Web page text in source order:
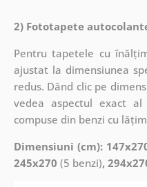
2) Fototapete
Pentru tapetele cu
ajustat la dimensiunea
redus. Dând clic pe
vedea aspectul exact al
compuse din benzi cu
Dimensiuni (cm):
245x270 (5 benzi),